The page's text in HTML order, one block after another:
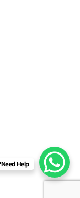
Need Help?